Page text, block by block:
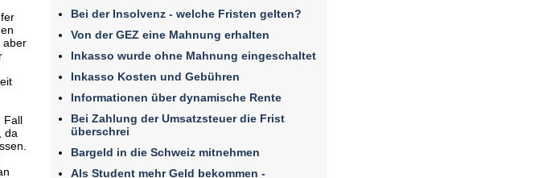
aber
Fall
da
Bei der Insolvenz - welche Fristen gelten?
Von der GEZ eine Mahnung erhalten
Inkasso wurde ohne Mahnung eingeschaltet
Inkasso Kosten und Gebühren
Informationen über dynamische Rente
Bei Zahlung der Umsatzsteuer die Frist
überschrei
Bargeld in die Schweiz mitnehmen
Als Student mehr Geld bekommen -